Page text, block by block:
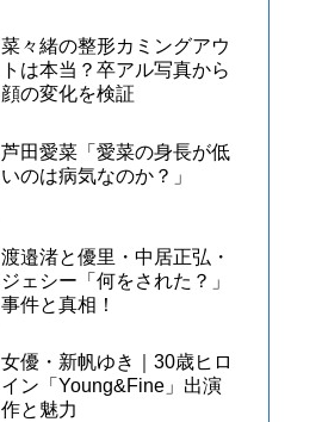
菜々緒の整形カミングアウ
トは本当？卒アル写真から
顔の変化を検証
芦田愛菜「愛菜の身長が低
いのは病気なのか？」
渡邉渚と優里・中居正弘・
ジェシー「何をされた？」
事件と真相！
女優・新帆ゆき｜30歳ヒロ
イン「Young&Fine」出演
作と魅力